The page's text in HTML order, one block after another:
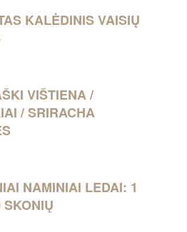
KALĖDINIS VAISIŲ
VIŠTIENA /
/ SRIRACHA
NAMINIAI LEDAI: 1